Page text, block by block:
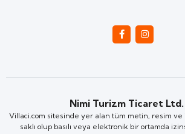
Nimi Turizm Ticaret
Villaci.com sitesinde yer alan tüm metin, resim
saklı olup basılı veya elektronik bir ortamda